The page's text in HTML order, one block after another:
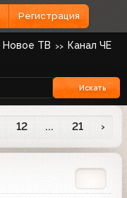
Регистрация
Новое ТВ
Канал ЧЕ
Искать
12 ... 21 ›